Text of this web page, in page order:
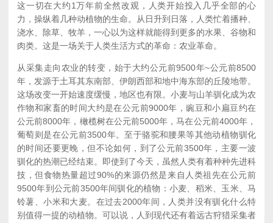
这一切在大约1万年前全然改观，人类开始投入几乎全部的心
力，操纵着几种动植物的生命。从日升到日落，人类忙着播种、
浇水、除草、牧羊，一心以为这样就能得到更多的水果、谷物和
肉类。这是一场关于人类生活方式的革命：农业革命。
从采集走向农业的转变，始于大约公元前9500年~公元前8500
年，发源于土耳其东南部、伊朗西部和地中海东部的丘陵地带。
这场改变一开始速度缓慢，地区也有限。小麦与山羊驯化成为农
作物和家畜的时间大约是在公元前9000年，豌豆和小扁豆约在
公元前8000年，橄榄树在公元前5000年，马在公元前4000年，
葡萄则是在公元前3500年。至于骆驼和腰果等其他动植物驯化
的时间还要更晚，但不论如何，到了公元前3500年，主要一波
驯化的热潮已经结束。即使到了今天，虽然人类有着种种先进科
技，但食物热量超过90%的来源仍然是来自人类祖先在公元前
9500年到公元前3500年间驯化的植物：小麦、稻米、玉米、马
铃薯、小米和大麦。在过去2000年间，人类并没有驯化什么特
别值得一提的动植物。可以说，人到现代还有着远古狩猎采集者